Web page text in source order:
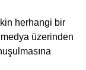
herhangi bir
üzerinden